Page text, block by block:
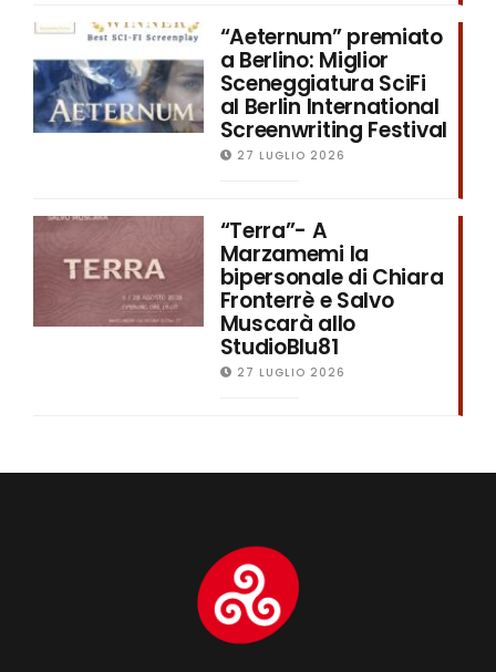
“Aeternum” premiato
a Berlino: Miglior
Sceneggiatura SciFi
al Berlin International
Screenwriting Festival
27 LUGLIO 2026
“Terra”- A
Marzamemi la
bipersonale di Chiara
Fronterrè e Salvo
Muscarà allo
StudioBlu81
27 LUGLIO 2026